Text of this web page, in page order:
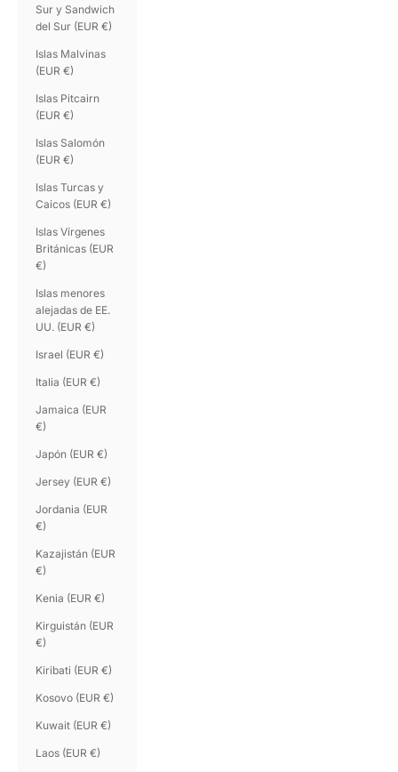
Sur y Sandwich
del Sur (EUR €)
Islas Malvinas
(EUR €)
Islas Pitcairn
(EUR €)
Islas Salomón
(EUR €)
Islas Turcas y
Caicos (EUR €)
Islas Vírgenes
Británicas (EUR
€)
Islas menores
alejadas de EE.
UU. (EUR €)
Israel (EUR €)
Italia (EUR €)
Jamaica (EUR
€)
Japón (EUR €)
Jersey (EUR €)
Jordania (EUR
€)
Kazajistán (EUR
€)
Kenia (EUR €)
Kirguistán (EUR
€)
Kiribati (EUR €)
Kosovo (EUR €)
Kuwait (EUR €)
Laos (EUR €)